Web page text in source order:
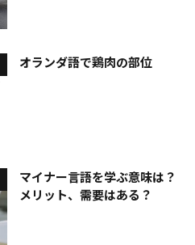
オランダ語で鶏肉の部位
マイナー言語を学ぶ意味は？
メリット、需要はある？